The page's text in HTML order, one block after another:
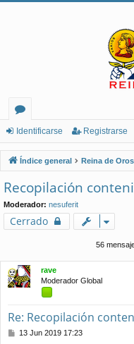
or
os
Identificarse Registrarse
Índice general Reina de
Recopilación
Moderador: nesuferit
Cerrado
56
rave
Moderador Global
Re: Recopilación
M13 Jun 2019 17:23